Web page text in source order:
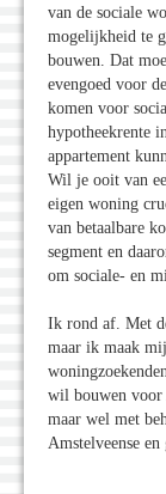
van de sociale
mogelijkheid te
bouwen. Dat
evengoed voor
komen voor
hypotheekrente
appartement
Wil je ooit van
eigen woning
van betaalbare
segment en
om sociale- en
Ik rond af. Met
maar ik maak
wil bouwen
maar wel met
Amstelveense